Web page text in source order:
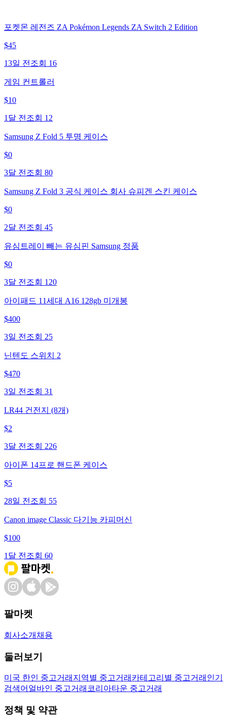
포켓몬 레전즈 ZA Pokémon Legends ZA Switch 2 Edition
$45
13일 전 조회 16
게임 컨트롤러
$10
1달 전 조회 12
Samsung Z Fold 5 투명 케이스
$0
3달 전 조회 80
Samsung Z Fold 3 공식 케이스 회사 슈피겐 스킨 케이스
$0
2달 전 조회 45
유심트레이 빼는 유심핀 Samsung 정품
$0
3달 전 조회 120
아이패드 11세대 A16 128gb 미개봉
$400
3일 전 조회 25
닌텐도 스위치 2
$470
3일 전 조회 31
LR44 건전지 (8개)
$2
3달 전 조회 226
아이폰 14프로 핸드폰 케이스
$5
28일 전 조회 55
Canon image Classic 다기능 카피머신
$100
1달 전 조회 60
팔마켓
회사소개 채용
둘러보기
미국 한인 중고거래 지역별 중고거래 카테고리별 중고거래 인기
검색어 얼바인 중고거래 코리아타운 중고거래
정책 및 약관